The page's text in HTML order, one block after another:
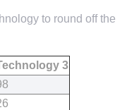
to round off the
3